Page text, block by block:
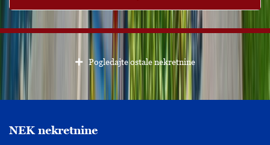
Pogledajte ostale nekretnine
NEK nekretnine